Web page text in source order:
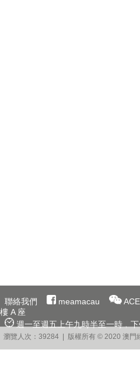
聯絡我們 meamacau
樓 A 座
週一至週五上午九時半至一時﹐
瀏覽人次：39284 | 版權所有 © 2020 澳門